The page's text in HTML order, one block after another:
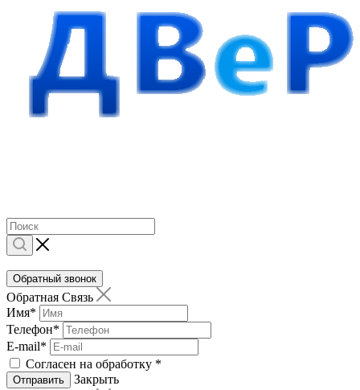
Обратный звонок
Обратная Связь
Имя*
Телефон*
E-mail*
Согласен на обработку *
Отправить
Закрыть